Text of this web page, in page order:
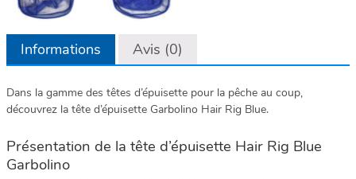
Informations Avis (0)
Dans la gamme des têtes d’épuisette pour la pêche au coup,
découvrez la tête d’épuisette Garbolino Hair Rig Blue.
Présentation de la tête d’épuisette Hair Rig Blue
Garbolino